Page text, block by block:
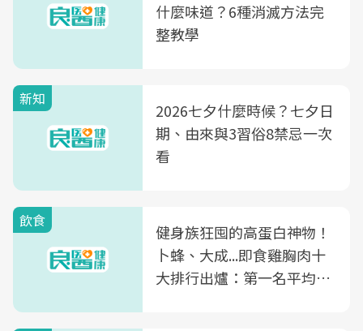
什麼味道？6種消滅方法完
整教學
新知
2026七夕什麼時候？七夕日
期、由來與3習俗8禁忌一次
看
飲食
健身族狂囤的高蛋白神物！
卜蜂、大成...即食雞胸肉十
大排行出爐：第一名平均一